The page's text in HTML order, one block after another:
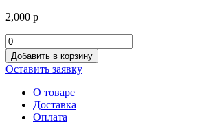
2,000 р
Количество
товара
Фанера
ламинированная
производство
Россия
Добавить в корзину
Оставить заявку
О товаре
Доставка
Оплата